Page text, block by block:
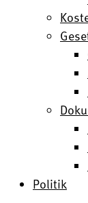
Politik